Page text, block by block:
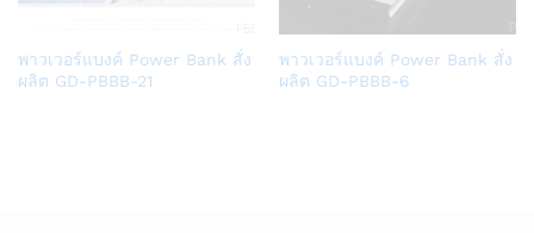
Add
to
พาวเวอร์แบงค์ Power Bank สั่ง
ผลิต GD-PBBB-21
Add
to
พาวเวอร์แบงค์ Power Bank สั่ง
ผลิต GD-PBBB-6